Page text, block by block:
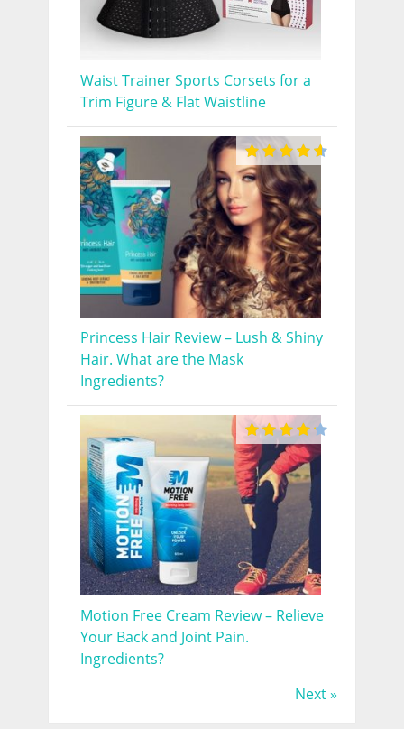
Waist Trainer Sports Corsets for a
Trim Figure & Flat Waistline
Princess Hair Review – Lush & Shiny
Hair. What are the Mask
Ingredients?
Motion Free Cream Review – Relieve
Your Back and Joint Pain.
Ingredients?
Next »